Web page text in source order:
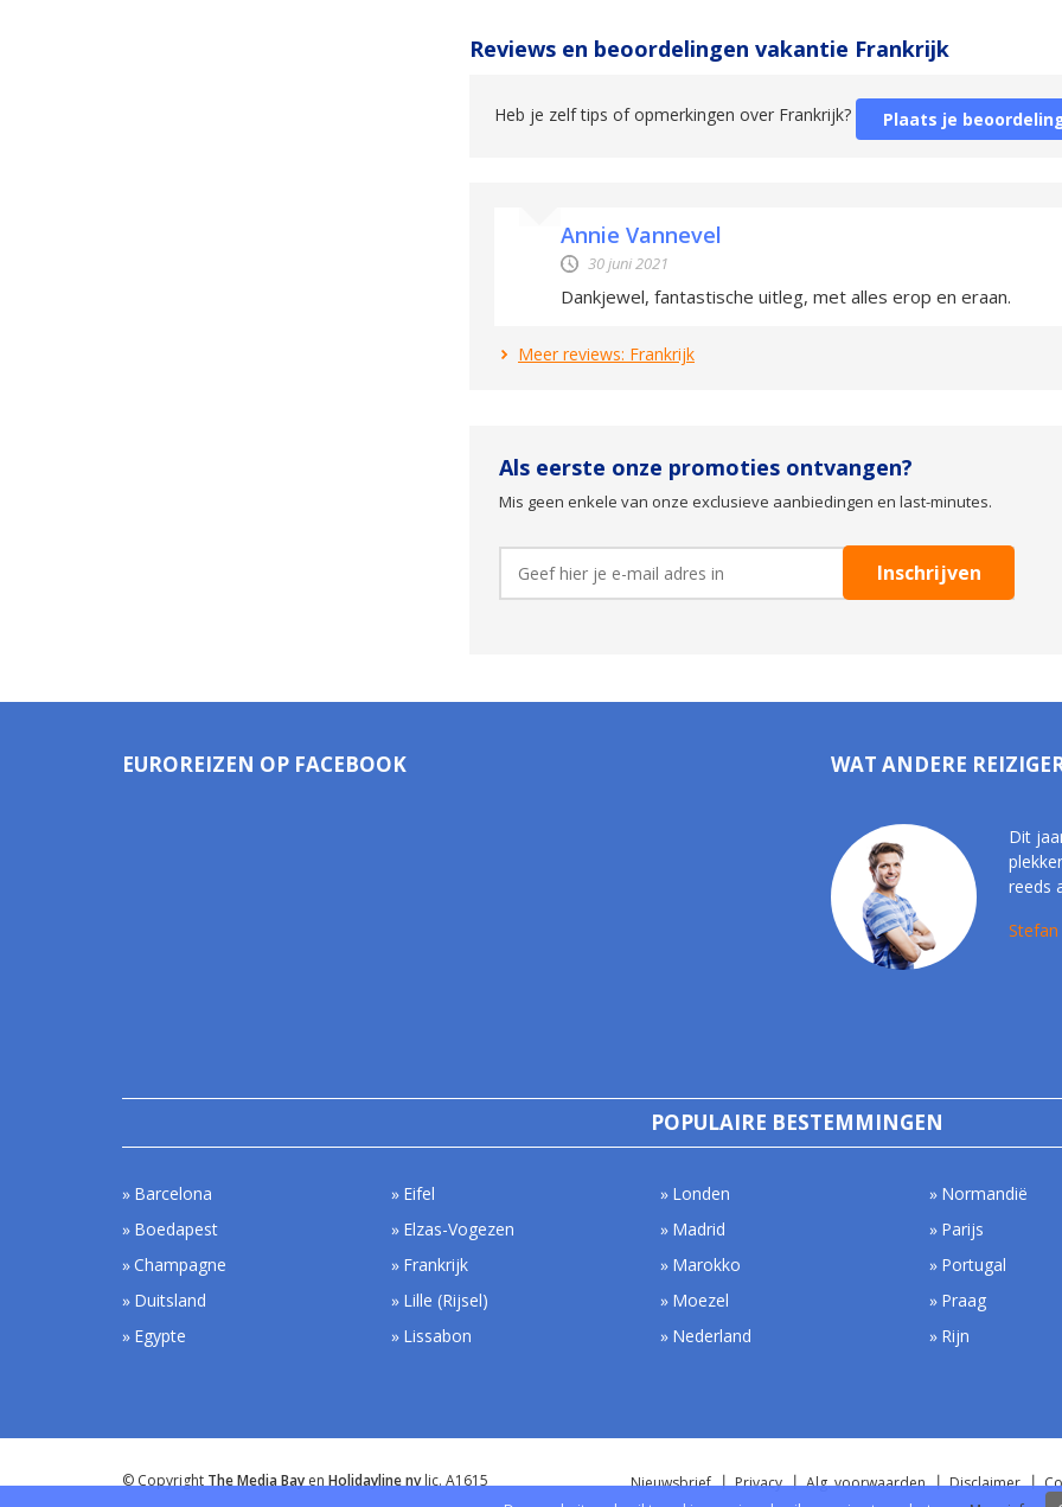
Reviews en beoordelingen vakantie Frankrijk
Heb je zelf tips of opmerkingen over Frankrijk? Plaats je
Annie Vannevel
30 juni 2021
Dankjewel, fantastische uitleg, met alles erop en eraan.
Meer reviews: Frankrijk
Als eerste onze promoties ontvangen?
Mis geen enkele van onze exclusieve aanbiedingen en last-minutes.
EUROREIZEN OP FACEBOOK WAT ANDERE
Dit
reeds
POPULAIRE BESTEMMINGEN
Barcelona
Boedapest
Champagne
Duitsland
Egypte
Eifel
Elzas-Vogezen
Frankrijk
Lille (Rijsel)
Lissabon
Londen
Madrid
Marokko
Moezel
Nederland
Normandië
Parijs
Portugal
Praag
Rijn
© Copyright The Media Bay en Holidayline nvlic. A1615 Nieuwsbrief Privacy Alg. voorwaarden Disclaimer